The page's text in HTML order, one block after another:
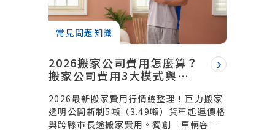
常見問題知識
2026搬家公司費用怎麼算？
搬家公司費用3大模式與跨
浪費
2026最新搬家費用行情總整理！巨力搬家
透明公開新制5噸（3.49噸）貨車起運價格
與跨縣市長途搬家費用。獨創「車輛容積